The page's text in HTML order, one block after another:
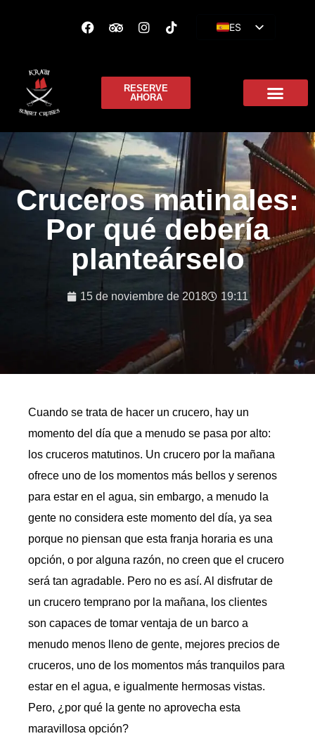
ES
RESERVE
AHORA
Cruceros matinales:
Por qué debería
planteárselo
15 de noviembre de 2018 19:11
Cuando se trata de hacer un crucero, hay un
momento del día que a menudo se pasa por alto:
los cruceros matutinos. Un crucero por la mañana
ofrece uno de los momentos más bellos y serenos
para estar en el agua, sin embargo, a menudo la
gente no considera este momento del día, ya sea
porque no piensan que esta franja horaria es una
opción, o por alguna razón, no creen que el crucero
será tan agradable. Pero no es así. Al disfrutar de
un crucero temprano por la mañana, los clientes
son capaces de tomar ventaja de un barco a
menudo menos lleno de gente, mejores precios de
cruceros, uno de los momentos más tranquilos para
estar en el agua, e igualmente hermosas vistas.
Pero, ¿por qué la gente no aprovecha esta
maravillosa opción?